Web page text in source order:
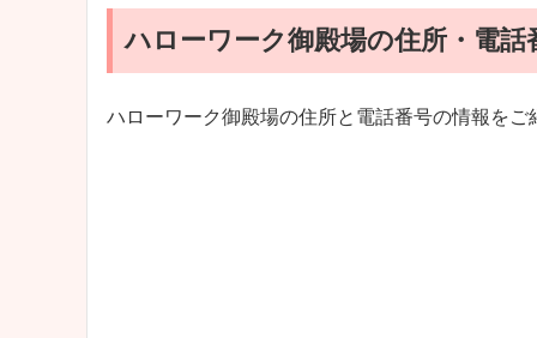
ハローワーク御殿場の住所・電話
ハローワーク御殿場の住所と電話番号の情報をご